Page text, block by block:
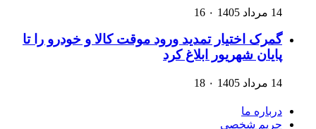
14 مرداد 1405 ۰ 16
گمرک اختیار تمدید ورود موقت کالا و خودرو را تا
پایان شهریور ابلاغ کرد
14 مرداد 1405 ۰ 18
درباره ما
حریم شخصی